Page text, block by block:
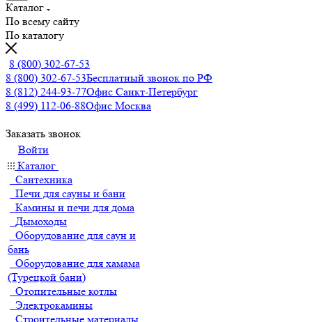
Каталог
По всему сайту
По каталогу
8 (800) 302-67-53
8 (800) 302-67-53Бесплатный звонок по РФ
8 (812) 244-93-77Офис Санкт-Петербург
8 (499) 112-06-88Офис Москва
Заказать звонок
Войти
Каталог
Сантехника
Печи для сауны и бани
Камины и печи для дома
Дымоходы
Оборудование для саун и
бань
Оборудование для хамама
(Турецкой бани)
Отопительные котлы
Электрокамины
Строительные материалы